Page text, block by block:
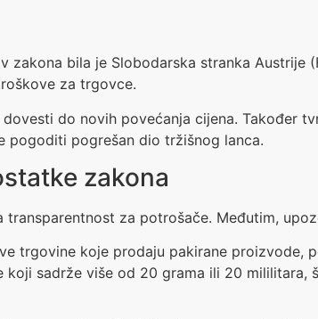
zakona bila je Slobodarska stranka Austrije
za trgovce.
do novih povećanja cijena. Također
pogoditi pogrešan dio tržišnog lanca.
zakona
za potrošače. Međutim,
trgovine koje prodaju pakirane proizvode,
koji sadrže više od 20 grama ili 20